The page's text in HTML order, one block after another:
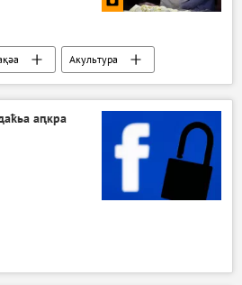
Акультура
аԥкра